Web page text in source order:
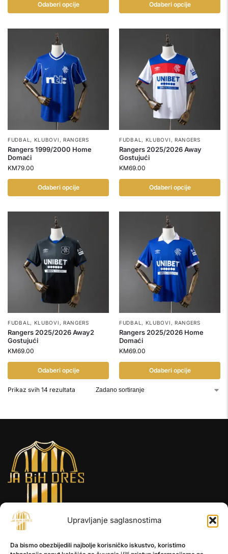
Upravljanje saglasnostima
Da bismo obezbijedili najbolje korisničko iskustvo, koristimo
Odaberi opcije Odaberi opcije
FUDBAL , KLUBOVI , RANGERS
Rangers 1999/2000 Home
Domaći
KM79.00
Odaberi opcije
FUDBAL , KLUBOVI , RANGERS
Rangers 2025/2026 Away
Gostujući
KM69.00
Odaberi opcije
FUDBAL , KLUBOVI , RANGERS
Rangers 2025/2026 Away2
Gostujući
KM69.00
Odaberi opcije
FUDBAL , KLUBOVI , RANGERS
Rangers 2025/2026 Home
Domaći
KM69.00
Odaberi opcije
Prikaz svih 14 rezultata
INFORMACIJE
O nama